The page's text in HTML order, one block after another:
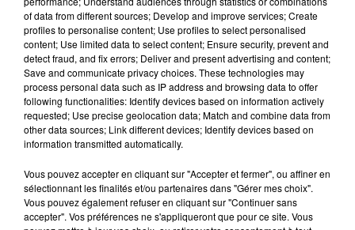
of data from different sources; Develop and improve services; Create
profiles to personalise content; Use profiles to select personalised
content; Use limited data to select content; Ensure security, prevent and
detect fraud, and fix errors; Deliver and present advertising and content;
Save and communicate privacy choices. These technologies may
process personal data such as IP address and browsing data to offer
following functionalities: Identify devices based on information actively
requested; Use precise geolocation data; Match and combine data from
other data sources; Link different devices; Identify devices based on
information transmitted automatically.
Vous pouvez accepter en cliquant sur "Accepter et fermer", ou affiner en
sélectionnant les finalités et/ou partenaires dans "Gérer mes choix".
Vous pouvez également refuser en cliquant sur "Continuer sans
accepter". Vos préférences ne s'appliqueront que pour ce site. Vous